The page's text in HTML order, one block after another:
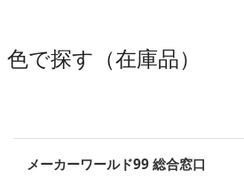
色で探す（在庫品）
メーカーワールド99 総合窓口